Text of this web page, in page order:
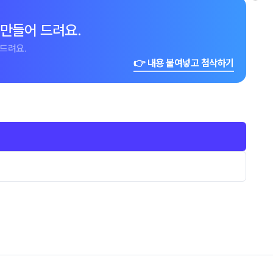
들어 드려요.
려요.
👉 내용 붙여넣고 첨삭하기